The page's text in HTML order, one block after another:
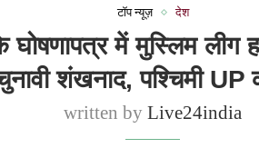
टॉप न्यूज़ देश
में मुस्लिम लीग
शंखनाद, पश्चिमी UP
written byLive24india